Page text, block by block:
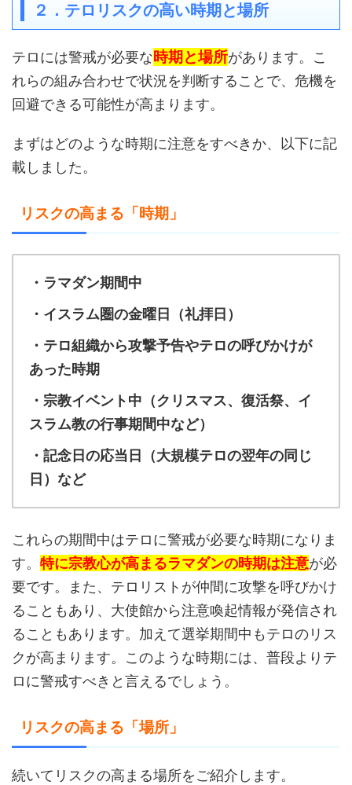
２．テロリスクの高い時期と場所
テロには警戒が必要な時期と場所があります。こ
れらの組み合わせで状況を判断することで、危機を
回避できる可能性が高まります。
まずはどのような時期に注意をすべきか、以下に記
載しました。
リスクの高まる「時期」
・ラマダン期間中
・イスラム圏の金曜日（礼拝日）
・テロ組織から攻撃予告やテロの呼びかけが
あった時期
・宗教イベント中（クリスマス、復活祭、イ
スラム教の行事期間中など）
・記念日の応当日（大規模テロの翌年の同じ
日）など
これらの期間中はテロに警戒が必要な時期になりま
す。 特に宗教心が高まるラマダンの時期は注意が必
要です。また、テロリストが仲間に攻撃を呼びかけ
ることもあり、大使館から注意喚起情報が発信され
ることもあります。加えて選挙期間中もテロのリス
クが高まります。このような時期には、普段よりテ
ロに警戒すべきと言えるでしょう。
リスクの高まる「場所」
続いてリスクの高まる場所をご紹介します。